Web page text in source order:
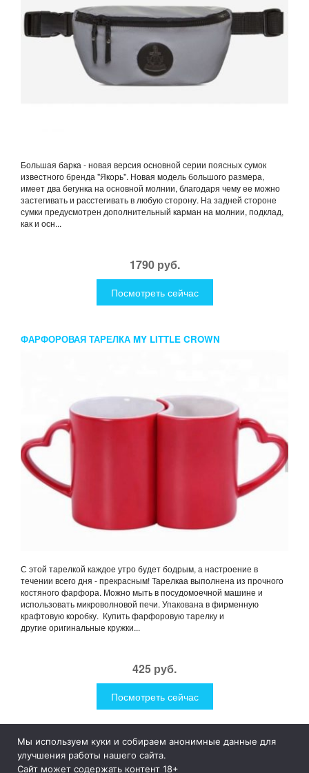
Большая барка - новая версия основной серии поясных сумок
известного бренда "Якорь". Новая модель большого размера,
имеет два бегунка на основной молнии, благодаря чему ее можно
застегивать и расстегивать в любую сторону. На задней стороне
сумки предусмотрен дополнительный карман на молнии, подклад,
как и осн...
1790 руб.
Посмотреть сейчас
ФАРФОРОВАЯ ТАРЕЛКА MY LITTLE CROWN
С этой тарелкой каждое утро будет бодрым, а настроение в
течении всего дня - прекрасным! Тарелкаа выполнена из прочного
костяного фарфора. Можно мыть в посудомоечной машине и
использовать микроволновой печи. Упакована в фирменную
крафтовую коробку. Купить фарфоровую тарелку и
другие оригинальные кружки...
425 руб.
Посмотреть сейчас
1Like
Мы используем куки и собираем анонимные данные для
улучшения работы нашего сайта.
Сайт может содержать контент 18+